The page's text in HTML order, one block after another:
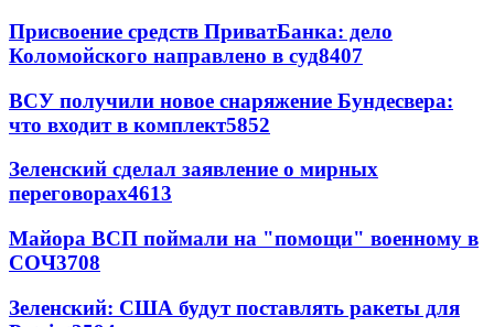
Присвоение средств ПриватБанка: дело
Коломойского направлено в суд8407
ВСУ получили новое снаряжение Бундесвера:
что входит в комплект5852
Зеленский сделал заявление о мирных
переговорах4613
Майора ВСП поймали на "помощи" военному в
СОЧ3708
Зеленский: США будут поставлять ракеты для